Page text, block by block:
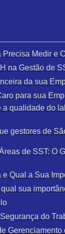
Medir e
na Gestão de
da sua
para sua
qualidade do
gestores de
de SST: O
Qual a Sua
sua
do
Gerenciamento